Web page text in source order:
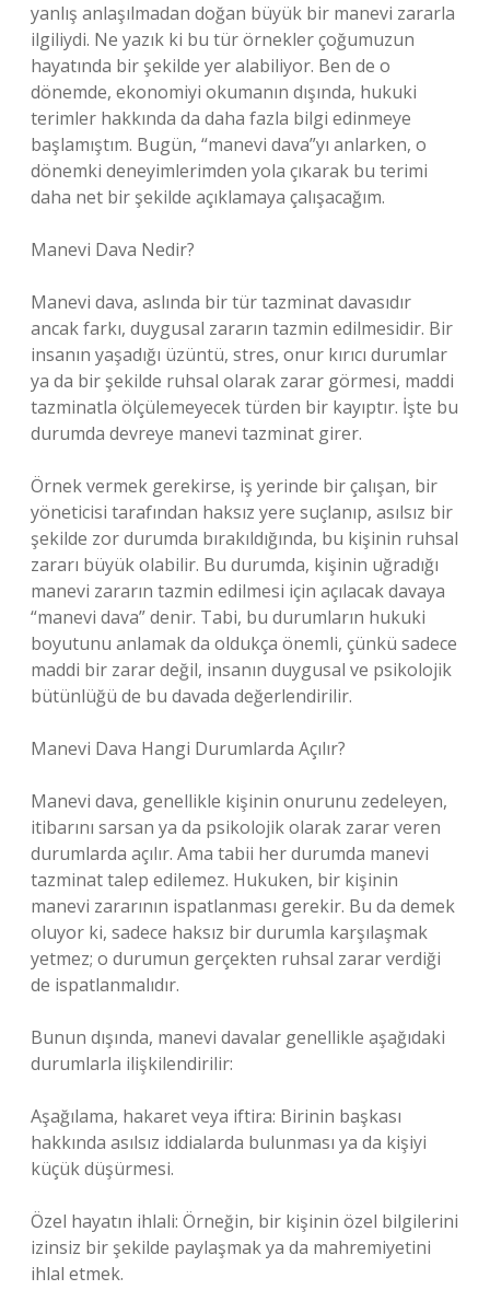
yanlış anlaşılmadan doğan büyük bir manevi zararla
ilgiliydi. Ne yazık ki bu tür örnekler çoğumuzun
hayatında bir şekilde yer alabiliyor. Ben de o
dönemde, ekonomiyi okumanın dışında, hukuki
terimler hakkında da daha fazla bilgi edinmeye
başlamıştım. Bugün, “manevi dava”yı anlarken, o
dönemki deneyimlerimden yola çıkarak bu terimi
daha net bir şekilde açıklamaya çalışacağım.
Manevi Dava Nedir?
Manevi dava, aslında bir tür tazminat davasıdır
ancak farkı, duygusal zararın tazmin edilmesidir. Bir
insanın yaşadığı üzüntü, stres, onur kırıcı durumlar
ya da bir şekilde ruhsal olarak zarar görmesi, maddi
tazminatla ölçülemeyecek türden bir kayıptır. İşte bu
durumda devreye manevi tazminat girer.
Örnek vermek gerekirse, iş yerinde bir çalışan, bir
yöneticisi tarafından haksız yere suçlanıp, asılsız bir
şekilde zor durumda bırakıldığında, bu kişinin ruhsal
zararı büyük olabilir. Bu durumda, kişinin uğradığı
manevi zararın tazmin edilmesi için açılacak davaya
“manevi dava” denir. Tabi, bu durumların hukuki
boyutunu anlamak da oldukça önemli, çünkü sadece
maddi bir zarar değil, insanın duygusal ve psikolojik
bütünlüğü de bu davada değerlendirilir.
Manevi Dava Hangi Durumlarda Açılır?
Manevi dava, genellikle kişinin onurunu zedeleyen,
itibarını sarsan ya da psikolojik olarak zarar veren
durumlarda açılır. Ama tabii her durumda manevi
tazminat talep edilemez. Hukuken, bir kişinin
manevi zararının ispatlanması gerekir. Bu da demek
oluyor ki, sadece haksız bir durumla karşılaşmak
yetmez; o durumun gerçekten ruhsal zarar verdiği
de ispatlanmalıdır.
Bunun dışında, manevi davalar genellikle aşağıdaki
durumlarla ilişkilendirilir:
Aşağılama, hakaret veya iftira: Birinin başkası
hakkında asılsız iddialarda bulunması ya da kişiyi
küçük düşürmesi.
Özel hayatın ihlali: Örneğin, bir kişinin özel bilgilerini
izinsiz bir şekilde paylaşmak ya da mahremiyetini
ihlal etmek.